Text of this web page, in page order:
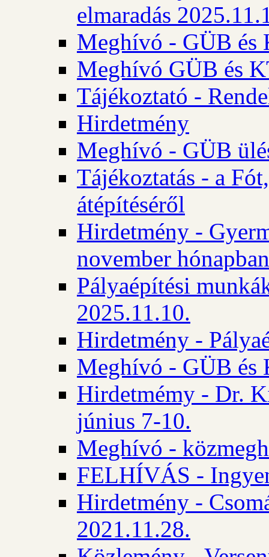
elmaradás
Meghívó - GÜB és
Meghívó GÜB és
Tájékoztató -
Hirdetmény
Meghívó - GÜB
Tájékoztatás - a
átépítéséről
Hirdetmény -
november hónapban
Pályaépítési
2025.11.10.
Hirdetmény -
Meghívó - GÜB és
Hirdetmémy - Dr.
június 7-10.
Meghívó -
FELHÍVÁS -
Hirdetmény -
2021.11.28.